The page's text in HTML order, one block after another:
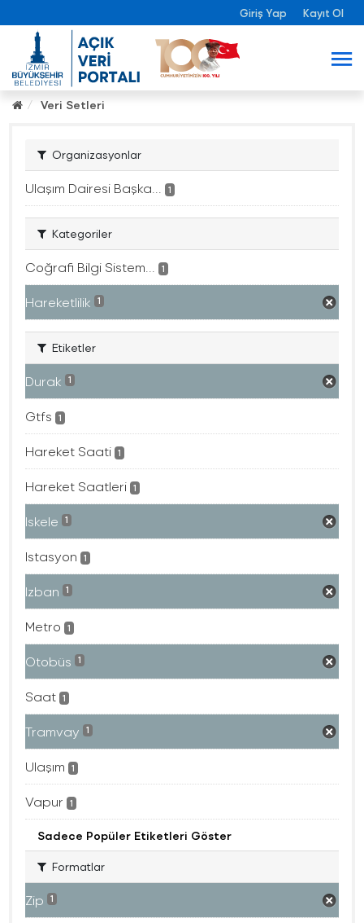
Giriş Yap Kayıt Ol
Veri Setleri
Organizasyonlar
Ulaşım Dairesi Başka... 1
Kategoriler
Coğrafi Bilgi Sistem... 1
Hareketlilik 1
Etiketler
Durak 1
Gtfs 1
Hareket Saati 1
Hareket Saatleri 1
Iskele 1
Istasyon 1
Izban 1
Metro 1
Otobüs 1
Saat 1
Tramvay 1
Ulaşım 1
Vapur 1
Sadece Popüler Etiketleri Göster
Formatlar
Zip 1